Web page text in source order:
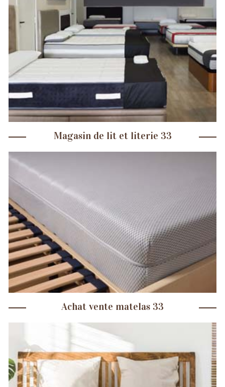
Magasin de lit et literie 33
Achat vente matelas 33